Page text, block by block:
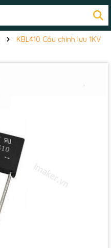
KBL410 Cầu chỉnh lưu 1KV